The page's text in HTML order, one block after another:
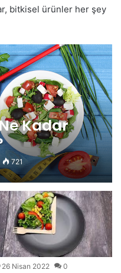
bitkisel ürünler her şey
Kadar
721
26 Nisan 2022 0